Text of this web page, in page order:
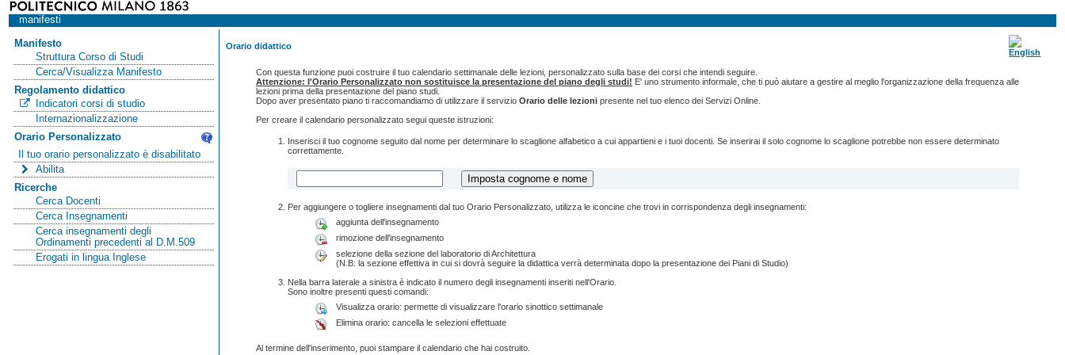
manifesti
Manifesto
Struttura Corso di Studi
Cerca/Visualizza Manifesto
Regolamento didattico
Indicatori corsi di studio
Internazionalizzazione
Orario Personalizzato
Il tuo orario personalizzato è disabilitato
Abilita
Ricerche
Cerca Docenti
Cerca Insegnamenti
Cerca insegnamenti degli
Ordinamenti precedenti al D.M.509
Erogati in lingua Inglese
Orario didattico
Con questa funzione puoi costruire il tuo calendario settimanale delle lezioni, personalizzato sulla base dei corsi che intendi seguire.
Attenzione: l'Orario Personalizzato non sostituisce la presentazione del piano degli studi! E' uno strumento informale, che ti può aiutare a gestire al meglio l'organizzazione della frequenza alle
lezioni prima della presentazione del piano studi.
Dopo aver presentato piano ti raccomandiamo di utilizzare il servizio Orario delle lezionipresente nel tuo elenco dei Servizi Online.
Per creare il calendario personalizzato segui queste istruzioni:
Inserisci il tuo cognome seguito dal nome per determinare lo scaglione alfabetico a cui appartieni e i tuoi docenti. Se inserirai il solo cognome lo scaglione potrebbe non essere determinato
correttamente.
Per aggiungere o togliere insegnamenti dal tuo Orario Personalizzato, utilizza le iconcine che trovi in corrispondenza degli insegnamenti:
aggiunta dell'insegnamento
rimozione dell'insegnamento
selezione della sezione del laboratorio di Architettura
(N.B: la sezione effettiva in cui si dovrà seguire la didattica verrà determinata dopo la presentazione dei Piani di Studio)
Nella barra laterale a sinistra è indicato il numero degli insegnamenti inseriti nell'Orario.
Sono inoltre presenti questi comandi:
Visualizza orario: permette di visualizzare l'orario sinottico settimanale
Elimina orario: cancella le selezioni effettuate
Al termine dell'inserimento, puoi stampare il calendario che hai costruito.